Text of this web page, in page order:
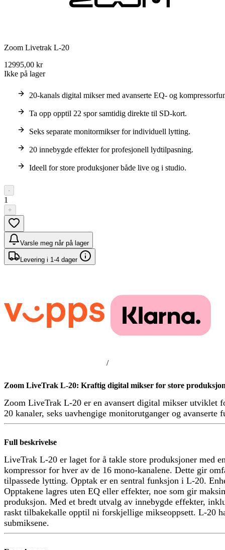
Zoom Livetrak L-20
12995,00 kr
Ikke på lager
20-kanals digital mikser med avanserte EQ- og
Ta opp opptil 22 spor samtidig direkte til SD-kort.
Seks separate monitormikser for individuell lytting.
20 innebygde effekter for profesjonell lydtilpasning.
Ideell for store produksjoner både live og i studio.
-
1
+
Varsle meg når på lager
Levering i 1-4 dager
/
Zoom LiveTrak L-20: Kraftig digital mikser for store
Zoom LiveTrak L-20 er en avansert digital mikser utviklet
20 kanaler, seks uavhengige monitorutganger og
Full beskrivelse
LiveTrak L-20 er laget for å takle store produksjoner med
kompressor for hver av de 16 mono-kanalene. Dette gir
tilpassede lytting. Opptak er en sentral funksjon i L-20.
Opptakene lagres uten EQ eller effekter, noe som gir
produksjon. Med et bredt utvalg av innebygde effekter,
raskt tilbakekalle opptil ni forskjellige mikseoppsett. L-20
submiksene.